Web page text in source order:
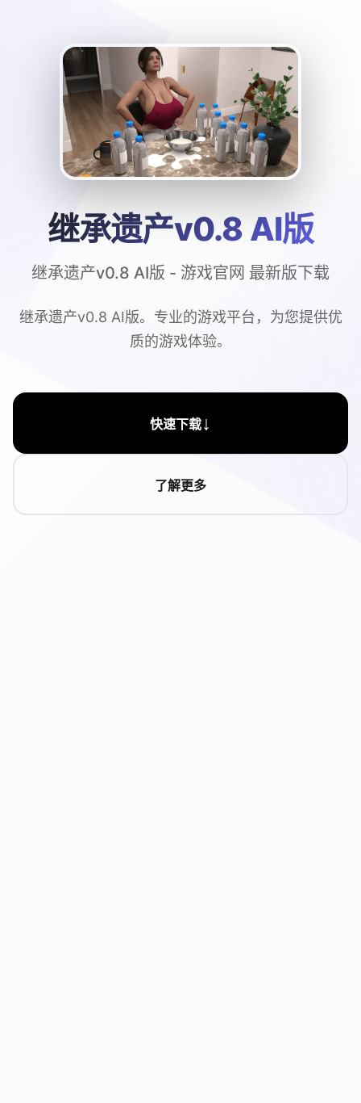
继承遗产v0.8 AI版
继承遗产v0.8 AI版 - 游戏官网 最新版下载
继承遗产v0.8 AI版。专业的游戏平台，为您提供优
质的游戏体验。
快速下载↓
了解更多